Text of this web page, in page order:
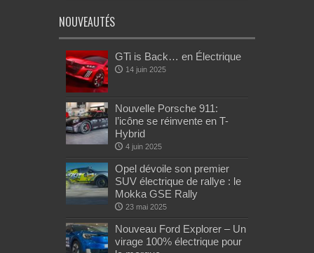
NOUVEAUTÉS
GTi is Back… en Électrique
14 juin 2025
Nouvelle Porsche 911:
l’icône se réinvente en T-
Hybrid
4 juin 2025
Opel dévoile son premier
SUV électrique de rallye : le
Mokka GSE Rally
23 mai 2025
Nouveau Ford Explorer – Un
virage 100% électrique pour